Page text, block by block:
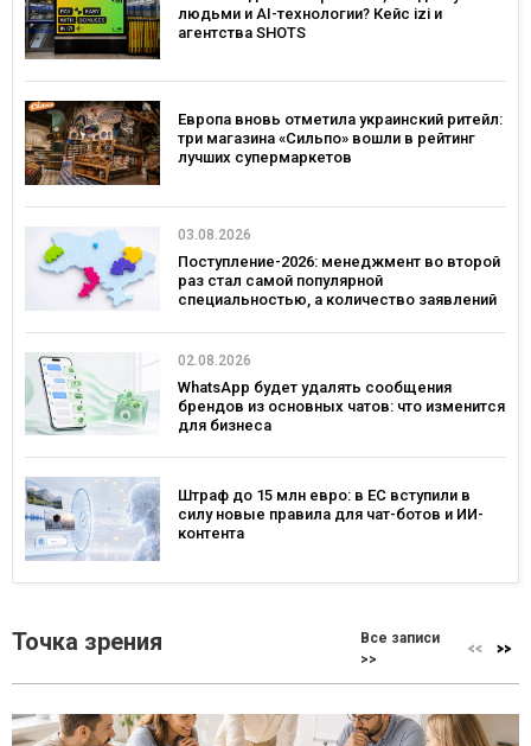
людьми и AI-технологии? Кейс izi и
агентства SHOTS
Европа вновь отметила украинский ритейл:
три магазина «Сильпо» вошли в рейтинг
лучших супермаркетов
03.08.2026
Поступление-2026: менеджмент во второй
раз стал самой популярной
специальностью, а количество заявлений
02.08.2026
WhatsApp будет удалять сообщения
брендов из основных чатов: что изменится
для бизнеса
Штраф до 15 млн евро: в ЕС вступили в
силу новые правила для чат-ботов и ИИ-
контента
Точка зрения
Все записи
>>